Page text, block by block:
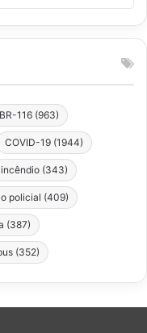
BR-116 (963)
COVID-19 (1944)
incêndio (343)
policial (409)
(387)
(352)